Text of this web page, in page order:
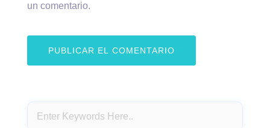
un comentario.